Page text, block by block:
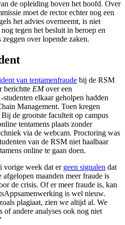
de opleiding boven het hoofd. Over
moet de rector echter nog een
het advies overneemt, is niet
tegen het besluit in beroep en
over lopende zaken.
van tentamenfraude bij de RSM
berichtte EMover een
elkaar geholpen hadden
Management. Toen kregen
de grootste faculteit op campus
tentamens plaats zonder
via de webcam. Proctoring was
van de RSM niet haalbaar
online te gaan doen.
vorige week dat er geen signalen dat
maanden meer fraude is
de crisis. Of er meer fraude is, kan
is wel nieuw.
plagiaat, zien we altijd al. We
of andere analyses ook nog niet